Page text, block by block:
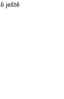
ještě